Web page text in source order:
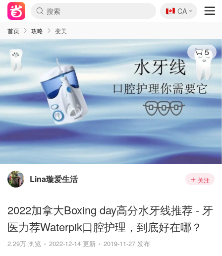
🇨🇦
CA
首页 攻略 变美
5
Lina璇爱生活 关注
2022加拿大Boxing day高分水牙线推荐 - 牙
医力荐Waterpik口腔护理，到底好在哪？
2.29万 浏览 2022-12-14 更新 2019-11-27 发布